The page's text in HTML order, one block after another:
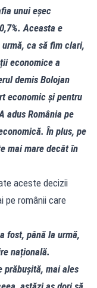
unui eșec
Aceasta e
ca să fim clari,
economice a
demis Bolojan
economic și pentru
adus România pe
În plus, pe
mai mare decât în
aceste decizii
pe românii care
fost, până la urmă,
națională.
prăbușită, mai ales